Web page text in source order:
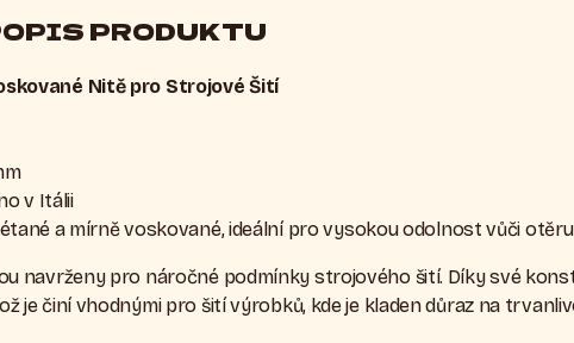
PRODUKTU
Nitě pro Strojové Šití
v Itálii
a mírně voskované, ideální pro vysokou odolnost vůči otěru
navrženy pro náročné podmínky strojového šití. Díky své
je činí vhodnými pro šití výrobků, kde je kladen důraz na